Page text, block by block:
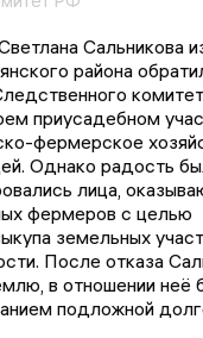
Сальникова
района
приусадебном
фермерское
Однако радость
лица,
фермеров с целью
земельных
После отказа
в отношении неё
подложной